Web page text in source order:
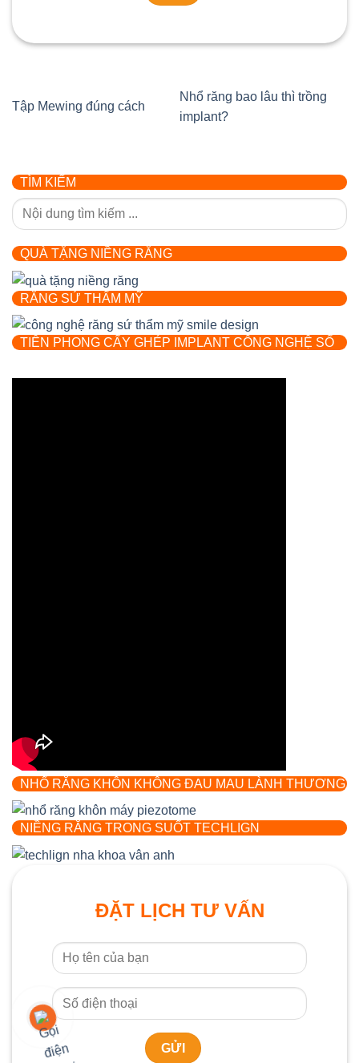
Tập Mewing đúng cách
Nhổ răng bao lâu thì trồng
implant?
TÌM KIẾM
QUÀ TẶNG NIỀNG RĂNG
RĂNG SỨ THẨM MỸ
TIÊN PHONG CẤY GHÉP IMPLANT CÔNG NGHỆ SỐ
NHỔ RĂNG KHÔN KHÔNG ĐAU MAU LÀNH THƯƠNG
NIỀNG RĂNG TRONG SUỐT TECHLIGN
ĐẶT LỊCH TƯ VẤN